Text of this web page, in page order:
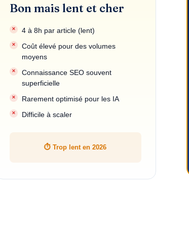
Bon mais lent et cher
4 à 8h par article (lent)
Coût élevé pour des volumes
moyens
Connaissance SEO souvent
superficielle
Rarement optimisé pour les IA
Difficile à scaler
⏱ Trop lent en 2026